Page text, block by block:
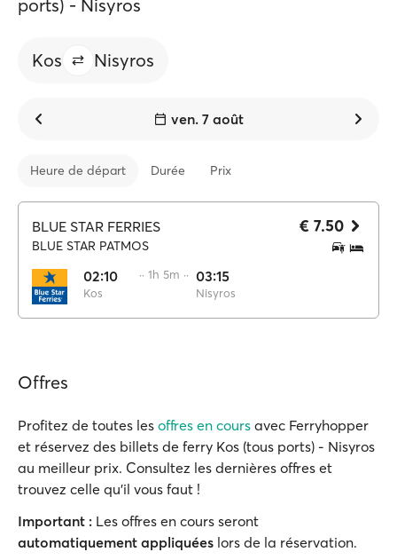
ports) - Nisyros
Kos Nisyros
ven. 7 août
Heure de départ Durée Prix
BLUE STAR FERRIES
BLUE STAR PATMOS
02:10
Kos
·· 1h 5m ·· 03:15
Nisyros
€ 7.50
Offres
Profitez de toutes les offres en cours avec Ferryhopper
et réservez des billets de ferry Kos (tous ports) - Nisyros
au meilleur prix. Consultez les dernières offres et
trouvez celle qu'il vous faut !
Important : Les offres en cours seront
automatiquement appliquées lors de la réservation.